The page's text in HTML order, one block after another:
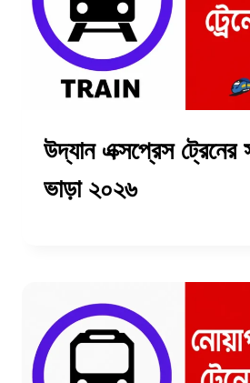
উদ্যান এক্সপ্রেস
ভাড়া ২০২৬